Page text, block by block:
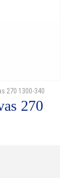
270 1300-340
270